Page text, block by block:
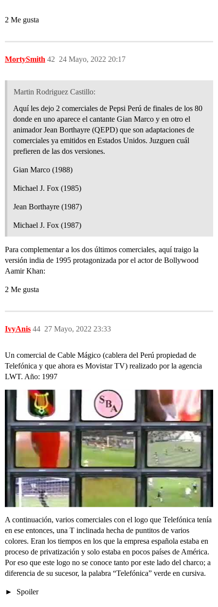
2 Me gusta
MortySmith 24 Mayo, 2022 20:17
42
Martin Rodriguez Castillo:
Aquí les dejo 2 comerciales de Pepsi Perú de finales de los 80
donde en uno aparece el cantante Gian Marco y en otro el
animador Jean Borthayre (QEPD) que son adaptaciones de
comerciales ya emitidos en Estados Unidos. Juzguen cuál
prefieren de las dos versiones.
Gian Marco (1988)
Michael J. Fox (1985)
Jean Borthayre (1987)
Michael J. Fox (1987)
Para complementar a los dos últimos comerciales, aquí traigo la
versión india de 1995 protagonizada por el actor de Bollywood
Aamir Khan:
2 Me gusta
IvyAnis 27 Mayo, 2022 23:33
44
Un comercial de Cable Mágico (cablera del Perú propiedad de
Telefónica y que ahora es Movistar TV) realizado por la agencia
LWT. Año: 1997
A continuación, varios comerciales con el logo que Telefónica tenía
en ese entonces, una T inclinada hecha de puntitos de varios
colores. Eran los tiempos en los que la empresa española estaba en
proceso de privatización y solo estaba en pocos países de América.
Por eso que este logo no se conoce tanto por este lado del charco; a
diferencia de su sucesor, la palabra “Telefónica” verde en cursiva.
Spoiler